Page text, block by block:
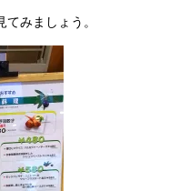
みましょう。